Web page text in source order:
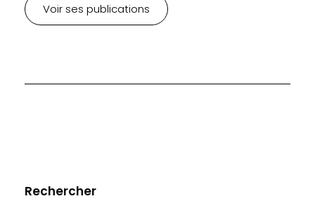
Voir ses publications
Rechercher